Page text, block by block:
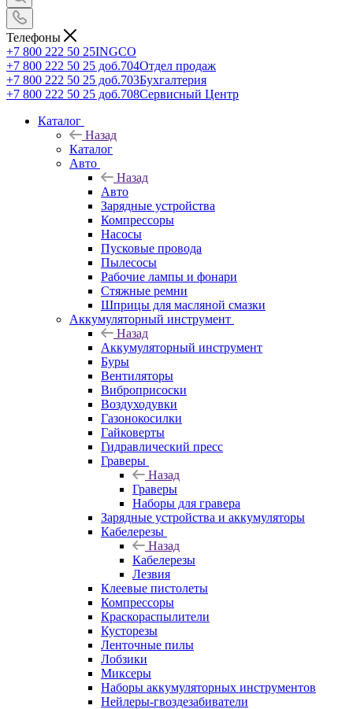
Телефоны
+7 800 222 50 25INGCO
+7 800 222 50 25 доб.704Отдел продаж
+7 800 222 50 25 доб.703Бухгалтерия
+7 800 222 50 25 доб.708Сервисный Центр
Каталог
Назад
Каталог
Авто
Назад
Авто
Зарядные устройства
Компрессоры
Насосы
Пусковые провода
Пылесосы
Рабочие лампы и фонари
Стяжные ремни
Шприцы для масляной смазки
Аккумуляторный инструмент
Назад
Аккумуляторный инструмент
Буры
Вентиляторы
Виброприсоски
Воздуходувки
Газонокосилки
Гайковерты
Гидравлический пресс
Граверы
Назад
Граверы
Наборы для гравера
Зарядные устройства и аккумуляторы
Кабелерезы
Назад
Кабелерезы
Лезвия
Клеевые пистолеты
Компрессоры
Краскораспылители
Кусторезы
Ленточные пилы
Лобзики
Миксеры
Наборы аккумуляторных инструментов
Нейлеры-гвоздезабиватели